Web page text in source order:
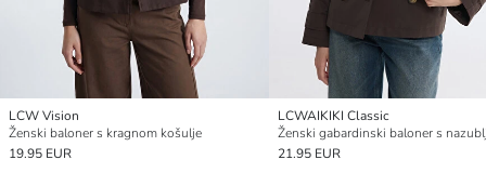
LCW Vision
Ženski baloner s kragnom košulje
19.95 EUR
LCWAIKIKI Classic
21.95 EUR